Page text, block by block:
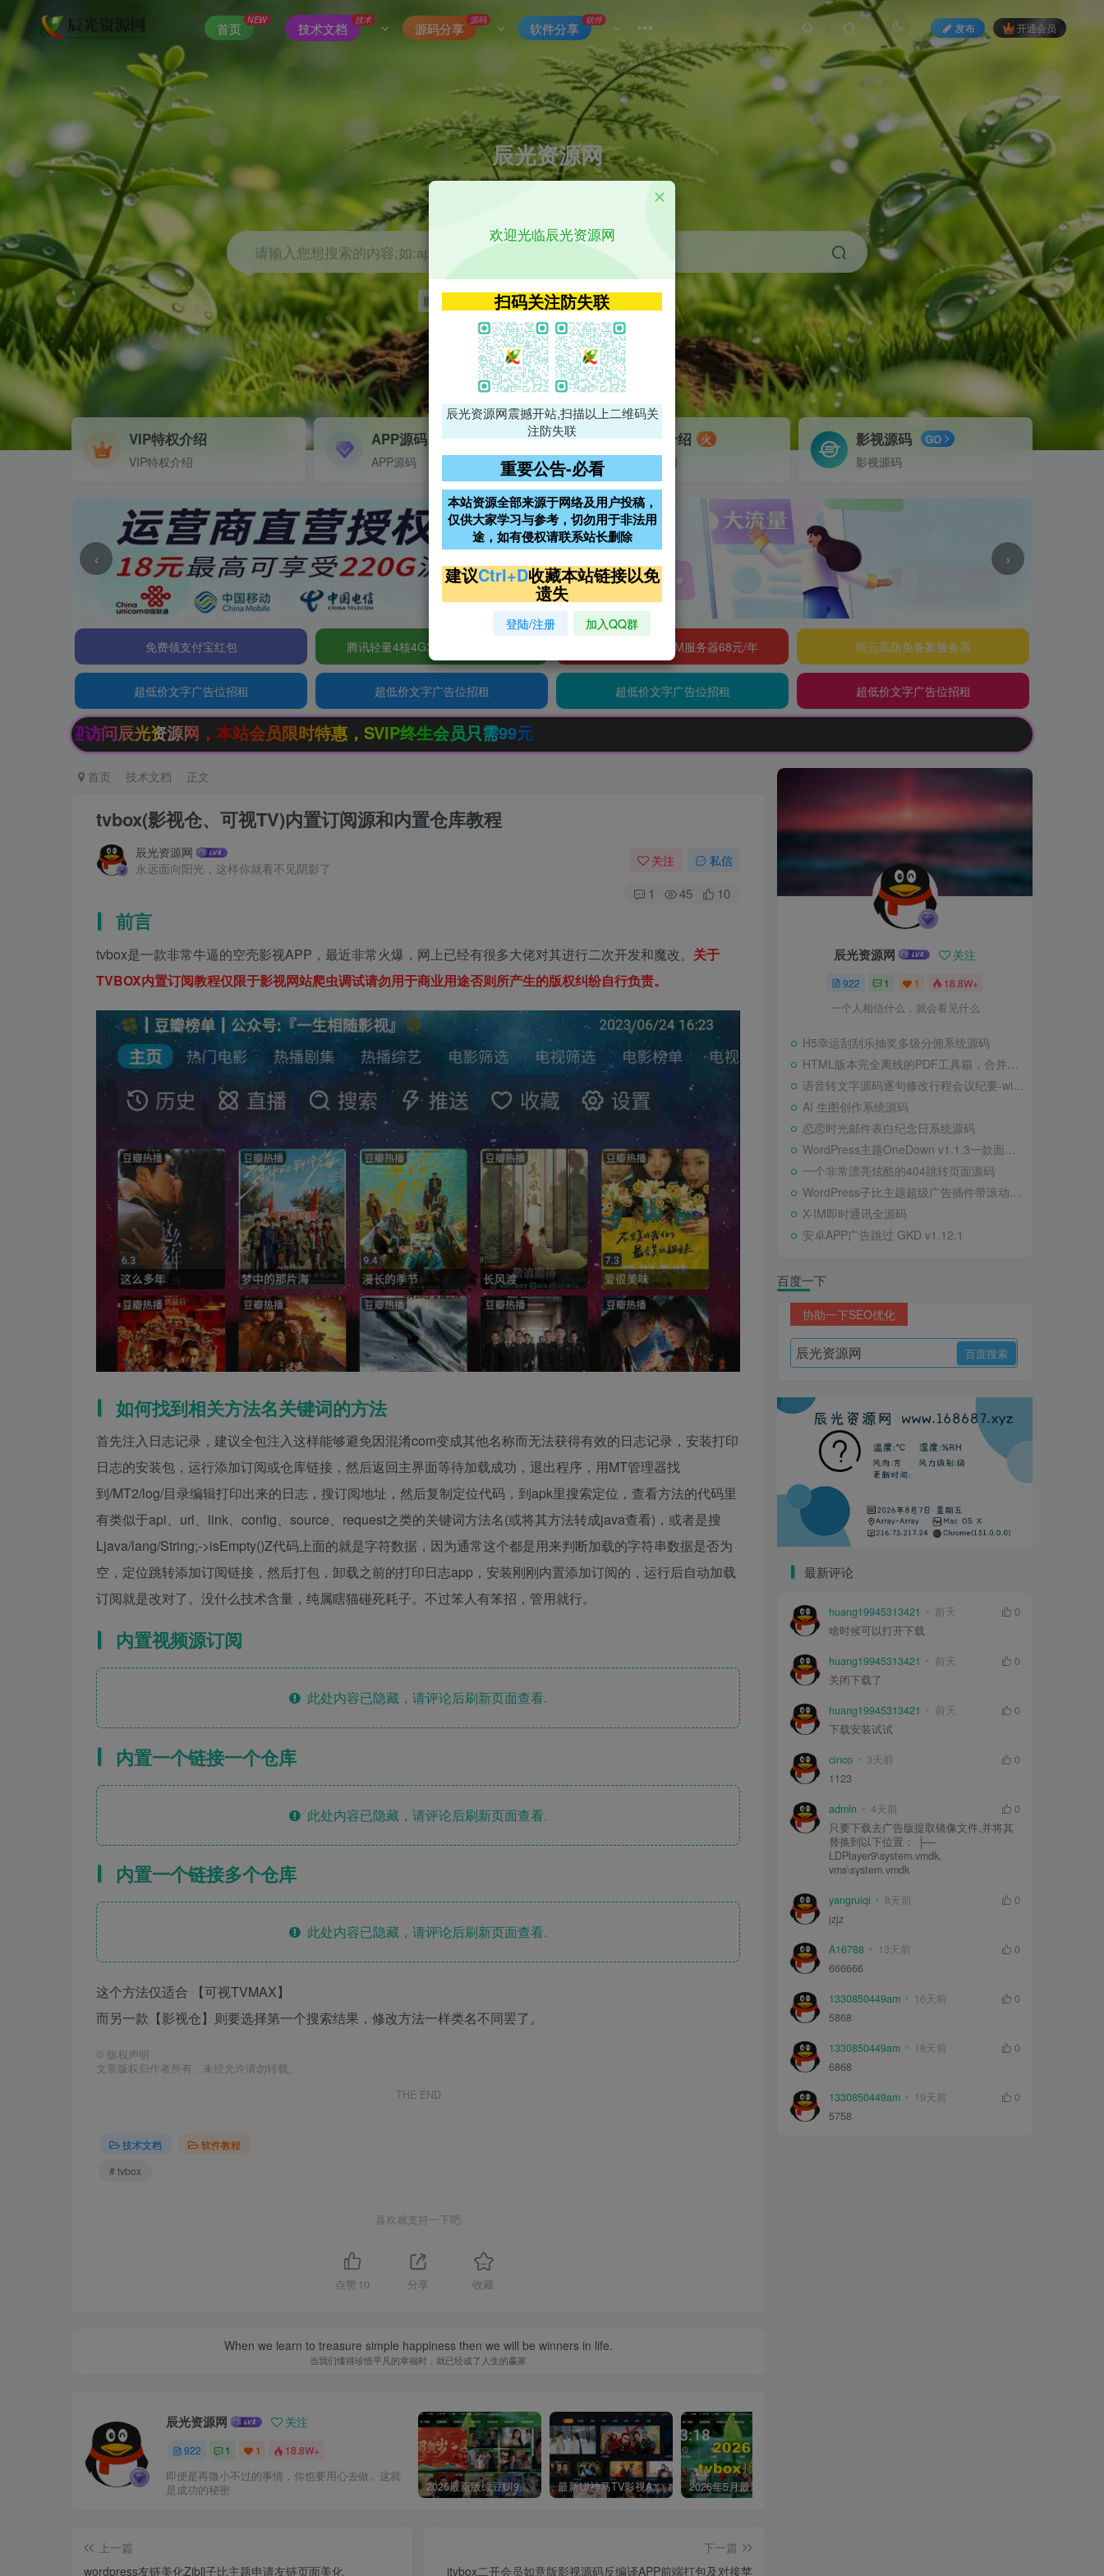
首页
NEW
技术文档
技术
源码分享
源码
软件分享
软件
发布 开通会员
辰光资源网
优质的网络资源分享平台
请输入您想搜索的内容,如:app源码
影视 神马 getapp 原神
VIP特权介绍
VIP特权介绍
APP源码
APP源码
VIP特权介绍 火
VIP特权介绍
影视源码 GO
影视源码
‹ ›
免费领支付宝红包 腾讯轻量4核4G3M服务器38元/年 阿里云2核2G200M服务器68元/年 雨云高防免备案服务器
超低价文字广告位招租 超低价文字广告位招租 超低价文字广告位招租 超低价文字广告位招租
本站会员限时特惠，SVIP终生会员只需99元
首页 技术文档 正文
tvbox(影视仓、可视TV)内置订阅源和内置仓库教程
辰光资源网
永远面向阳光，这样你就看不见阴影了
关注 私信
1 45 10
前言
tvbox是一款非常牛逼的空壳影视APP，最近非常火爆，网上已经有很多大佬对其进行二次开发和魔改。 关于
TVBOX内置订阅教程仅限于影视网站爬虫调试请勿用于商业用途否则所产生的版权纠纷自行负责。
如何找到相关方法名关键词的方法
首先注入日志记录，建议全包注入这样能够避免因混淆com变成其他名称而无法获得有效的日志记录，安装打印
日志的安装包，运行添加订阅或仓库链接，然后返回主界面等待加载成功，退出程序，用MT管理器找
到/MT2/log/目录编辑打印出来的日志，搜订阅地址，然后复制定位代码，到apk里搜索定位，查看方法的代码里
有类似于api、url、link、config、source、request之类的关键词方法名(或将其方法转成java查看)，或者是搜
Ljava/lang/String;->isEmpty()Z代码上面的就是字符数据，因为通常这个都是用来判断加载的字符串数据是否为
空，定位跳转添加订阅链接，然后打包，卸载之前的打印日志app，安装刚刚内置添加订阅的，运行后自动加载
订阅就是改对了。没什么技术含量，纯属瞎猫碰死耗子。不过笨人有笨招，管用就行。
内置视频源订阅
此处内容已隐藏，请评论后刷新页面查看.
内置一个链接一个仓库
此处内容已隐藏，请评论后刷新页面查看.
内置一个链接多个仓库
此处内容已隐藏，请评论后刷新页面查看.
这个方法仅适合 【可视TVMAX】
而另一款【影视仓】则要选择第一个搜索结果，修改方法一样类名不同罢了。
© 版权声明
文章版权归作者所有，未经允许请勿转载。
THE END
技术文档
软件教程
# tvbox
喜欢就支持一下吧
点赞 10 分享 收藏
When we learn to treasure simple happiness then we will be winners in life.
当我们懂得珍惜平凡的幸福时，就已经成了人生的赢家
辰光资源网 关注
922 1 1 18.8W+
即便是再微小不过的事情，你也要用心去做。这就
是成功的秘密
2026最新版绿豆UI9双端影视APP源码 最新UI神马TV影视APP源码 乐檬影视苹果CMS后台 包含前后端源码
上一篇
wordpress友链美化Zibll子比主题申请友链页面美化
下一篇
itvbox二开会员如意版影视源码反编译APP前端打包及对接苹
辰光资源网 关注
922 1 1 18.8W+
一个人相信什么，就会看见什么
H5幸运刮刮乐抽奖多级分佣系统源码
HTML版本完全离线的PDF工具箱，合并、拆分、旋转、删除、PDF转图片、图片转PDF
语音转文字源码逐句修改行程会议纪要-wisper版本
AI 生图创作系统源码
恋恋时光邮件表白纪念日系统源码
WordPress主题OneDown v1.1.3一款面向个人站长的资源下载、技术教程、内容资讯类站点的 WordPress 主题
一个非常漂亮炫酷的404跳转页面源码
WordPress子比主题超级广告插件带滚动公告
X-IM即时通讯全源码
安卓APP广告跳过 GKD v1.12.1
百度一下
协助一下SEO优化
最新评论
huang19945313421 前天
0
啥时候可以打开下载
huang19945313421 前天
0
关闭下载了
huang19945313421 前天
0
下载安装试试
cinco 3天前
0
1123
admln 4天前
0
只要下载去广告版提取镜像文件,并将其
替换到以下位置： ├—
LDPlayer9\system.vmdk,
vms\system.vmdk
yangruiqi 8天前
0
jzjz
A16788 13天前
0
666666
1330850449am 16天前
0
5868
1330850449am 18天前
0
6868
1330850449am 19天前
0
5758
欢迎光临辰光资源网
扫码关注防失联
辰光资源网震撼开站,扫描以上二维码关
注防失联
重要公告-必看
本站资源全部来源于网络及用户投稿，
仅供大家学习与参考，切勿用于非法用
途，如有侵权请联系站长删除
建议Ctrl+D收藏本站链接以免
遗失
登陆/注册 加入QQ群